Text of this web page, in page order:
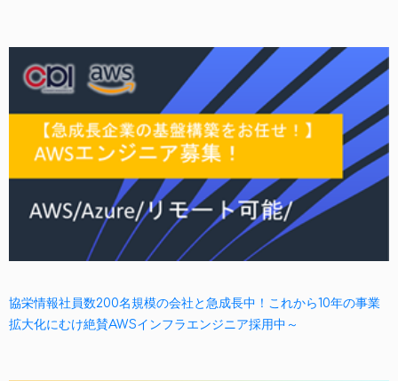
協栄情報社員数200名規模の会社と急成長中！これから10年の事業
拡大化にむけ絶賛AWSインフラエンジニア採用中～